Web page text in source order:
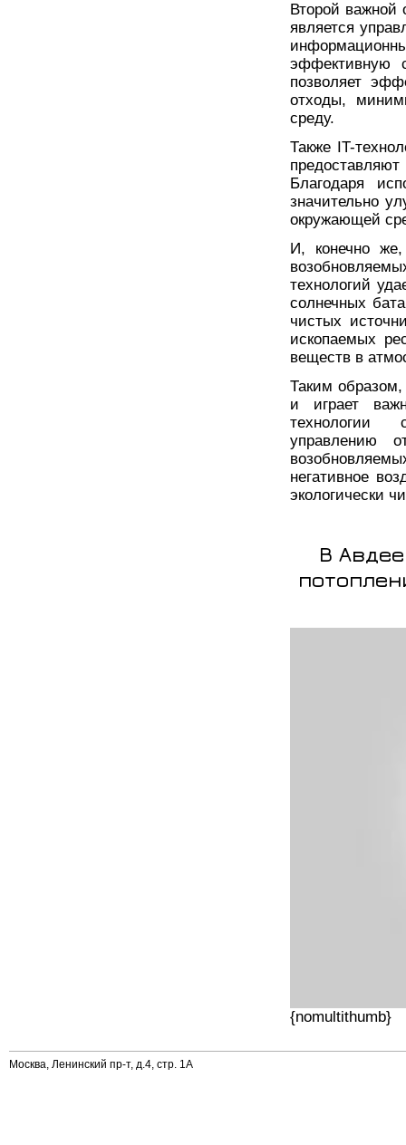
Второй важной
является
эффективную
позволяет
отходы,
среду.
Также IT-
Благодаря
значительно
окружающей
И, конечно
технологий
солнечных
чистых
ископаемых
веществ в
Таким образом,
и играет
технологии
управлению
негативное
экологически
В
{nomultithumb}
Москва, Ленинский пр-т, д.4, стр. 1А